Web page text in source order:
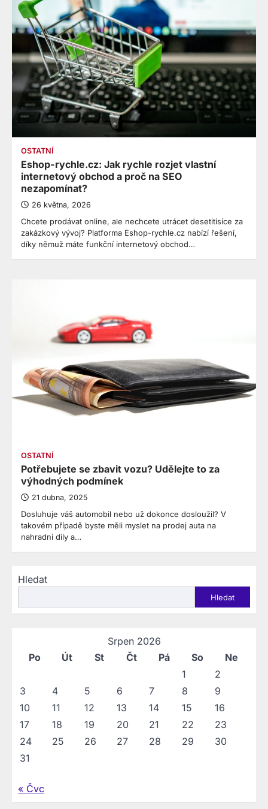
OSTATNÍ
Eshop-rychle.cz: Jak rychle rozjet vlastní
internetový obchod a proč na SEO
nezapomínat?
26 května, 2026
Chcete prodávat online, ale nechcete utrácet desetitisíce za
zakázkový vývoj? Platforma Eshop-rychle.cz nabízí řešení,
díky němuž máte funkční internetový obchod…
OSTATNÍ
Potřebujete se zbavit vozu? Udělejte to za
výhodných podmínek
21 dubna, 2025
Dosluhuje váš automobil nebo už dokonce dosloužil? V
takovém případě byste měli myslet na prodej auta na
nahradni dily a…
Hledat
Hledat
Srpen 2026
Po
Út St Čt Pá So
Ne
1
2
3
4 5 6 7 8
9
10
11 12 13 14 15
16
17
18 19 20 21 22
23
24
25 26 27 28 29
30
31
« Čvc